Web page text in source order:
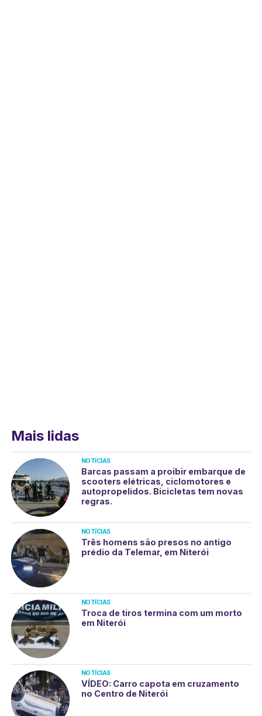
Mais lidas
NOTÍCIAS
Barcas passam a proibir embarque de
scooters elétricas, ciclomotores e
autopropelidos. Bicicletas tem novas
regras.
NOTÍCIAS
Três homens são presos no antigo
prédio da Telemar, em Niterói
NOTÍCIAS
Troca de tiros termina com um morto
em Niterói
NOTÍCIAS
VÍDEO: Carro capota em cruzamento
no Centro de Niterói